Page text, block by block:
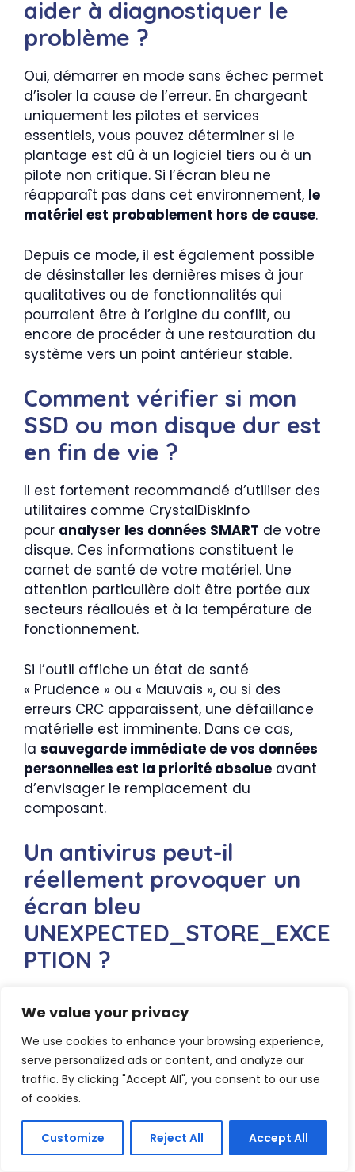
We value your privacy
We use cookies to enhance your browsing experience,
serve personalized ads or content, and analyze our
traffic. By clicking "Accept All", you consent to our use
of cookies.
Customize Reject All Accept All
aider à diagnostiquer le
problème ?
Oui, démarrer en mode sans échec permet
d’isoler la cause de l’erreur. En chargeant
uniquement les pilotes et services
essentiels, vous pouvez déterminer si le
plantage est dû à un logiciel tiers ou à un
pilote non critique. Si l’écran bleu ne
réapparaît pas dans cet environnement, le
matériel est probablement hors de cause.
Depuis ce mode, il est également possible
de désinstaller les dernières mises à jour
qualitatives ou de fonctionnalités qui
pourraient être à l’origine du conflit, ou
encore de procéder à une restauration du
système vers un point antérieur stable.
Comment vérifier si mon
SSD ou mon disque dur est
en fin de vie ?
Il est fortement recommandé d’utiliser des
utilitaires comme CrystalDiskInfo
pour analyser les données SMART de votre
disque. Ces informations constituent le
carnet de santé de votre matériel. Une
attention particulière doit être portée aux
secteurs réalloués et à la température de
fonctionnement.
Si l’outil affiche un état de santé
« Prudence » ou « Mauvais », ou si des
erreurs CRC apparaissent, une défaillance
matérielle est imminente. Dans ce cas,
la sauvegarde immédiate de vos données
personnelles est la priorité absolue avant
d’envisager le remplacement du
composant.
Un antivirus peut-il
réellement provoquer un
écran bleu
UNEXPECTED_STORE_EXCE
PTION ?
trop intrusifs dans la gestion des accès au
disque. En bloquant indûment des
processus de stockage légitimes, ils
peuventprovoquer une exception fatale. La
désinstallation temporaire de l’antivirus tiers
permet de vérifier cette hypothèse.
Pendant cette phase de test, Windows